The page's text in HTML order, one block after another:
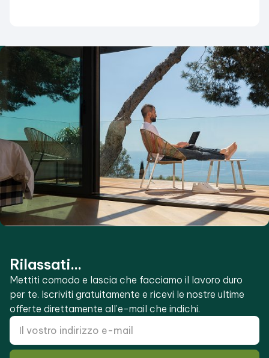
Rilassati...
Mettiti comodo e lascia che facciamo il lavoro duro
per te. Iscriviti gratuitamente e ricevi le nostre ultime
offerte direttamente all’e-mail che indichi.